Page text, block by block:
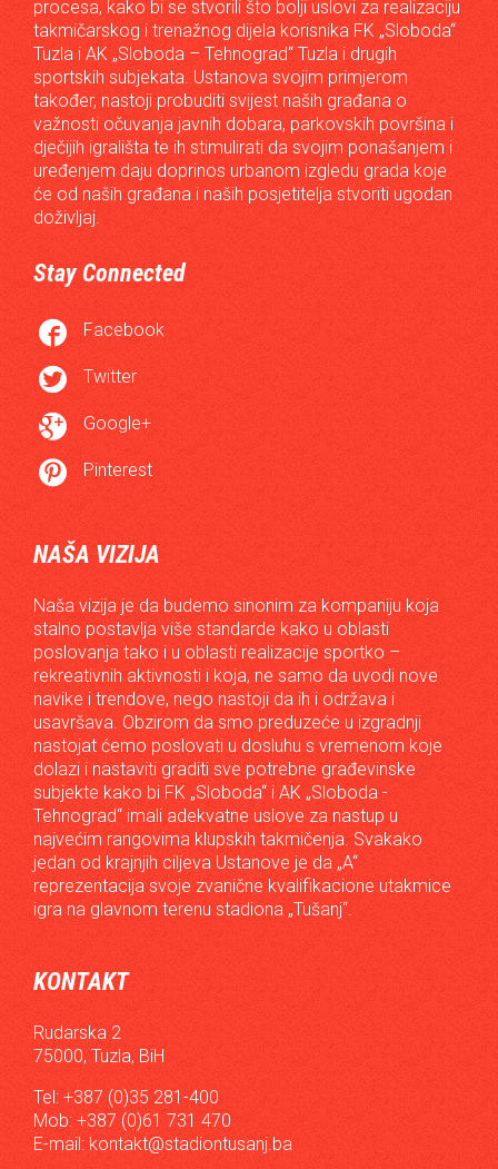
procesa, kako bi se stvorili što bolji uslovi za realizaciju
takmičarskog i trenažnog dijela korisnika FK „Sloboda“
Tuzla i AK „Sloboda – Tehnograd“ Tuzla i drugih
sportskih subjekata. Ustanova svojim primjerom
također, nastoji probuditi svijest naših građana o
važnosti očuvanja javnih dobara, parkovskih površina i
dječijih igrališta te ih stimulirati da svojim ponašanjem i
uređenjem daju doprinos urbanom izgledu grada koje
će od naših građana i naših posjetitelja stvoriti ugodan
doživljaj.
Stay Connected
 Facebook
 Twitter
 Google+
 Pinterest
NAŠA VIZIJA
Naša vizija je da budemo sinonim za kompaniju koja
stalno postavlja više standarde kako u oblasti
poslovanja tako i u oblasti realizacije sportko –
rekreativnih aktivnosti i koja, ne samo da uvodi nove
navike i trendove, nego nastoji da ih i održava i
usavršava. Obzirom da smo preduzeće u izgradnji
nastojat ćemo poslovati u dosluhu s vremenom koje
dolazi i nastaviti graditi sve potrebne građevinske
subjekte kako bi FK „Sloboda“ i AK „Sloboda -
Tehnograd“ imali adekvatne uslove za nastup u
najvećim rangovima klupskih takmičenja. Svakako
jedan od krajnjih ciljeva Ustanove je da „A“
reprezentacija svoje zvanične kvalifikacione utakmice
igra na glavnom terenu stadiona „Tušanj“.
KONTAKT
Rudarska 2
75000, Tuzla, BiH
Tel: +387 (0)35 281-400
Mob: +387 (0)61 731 470
E-mail: kontakt@stadiontusanj.ba